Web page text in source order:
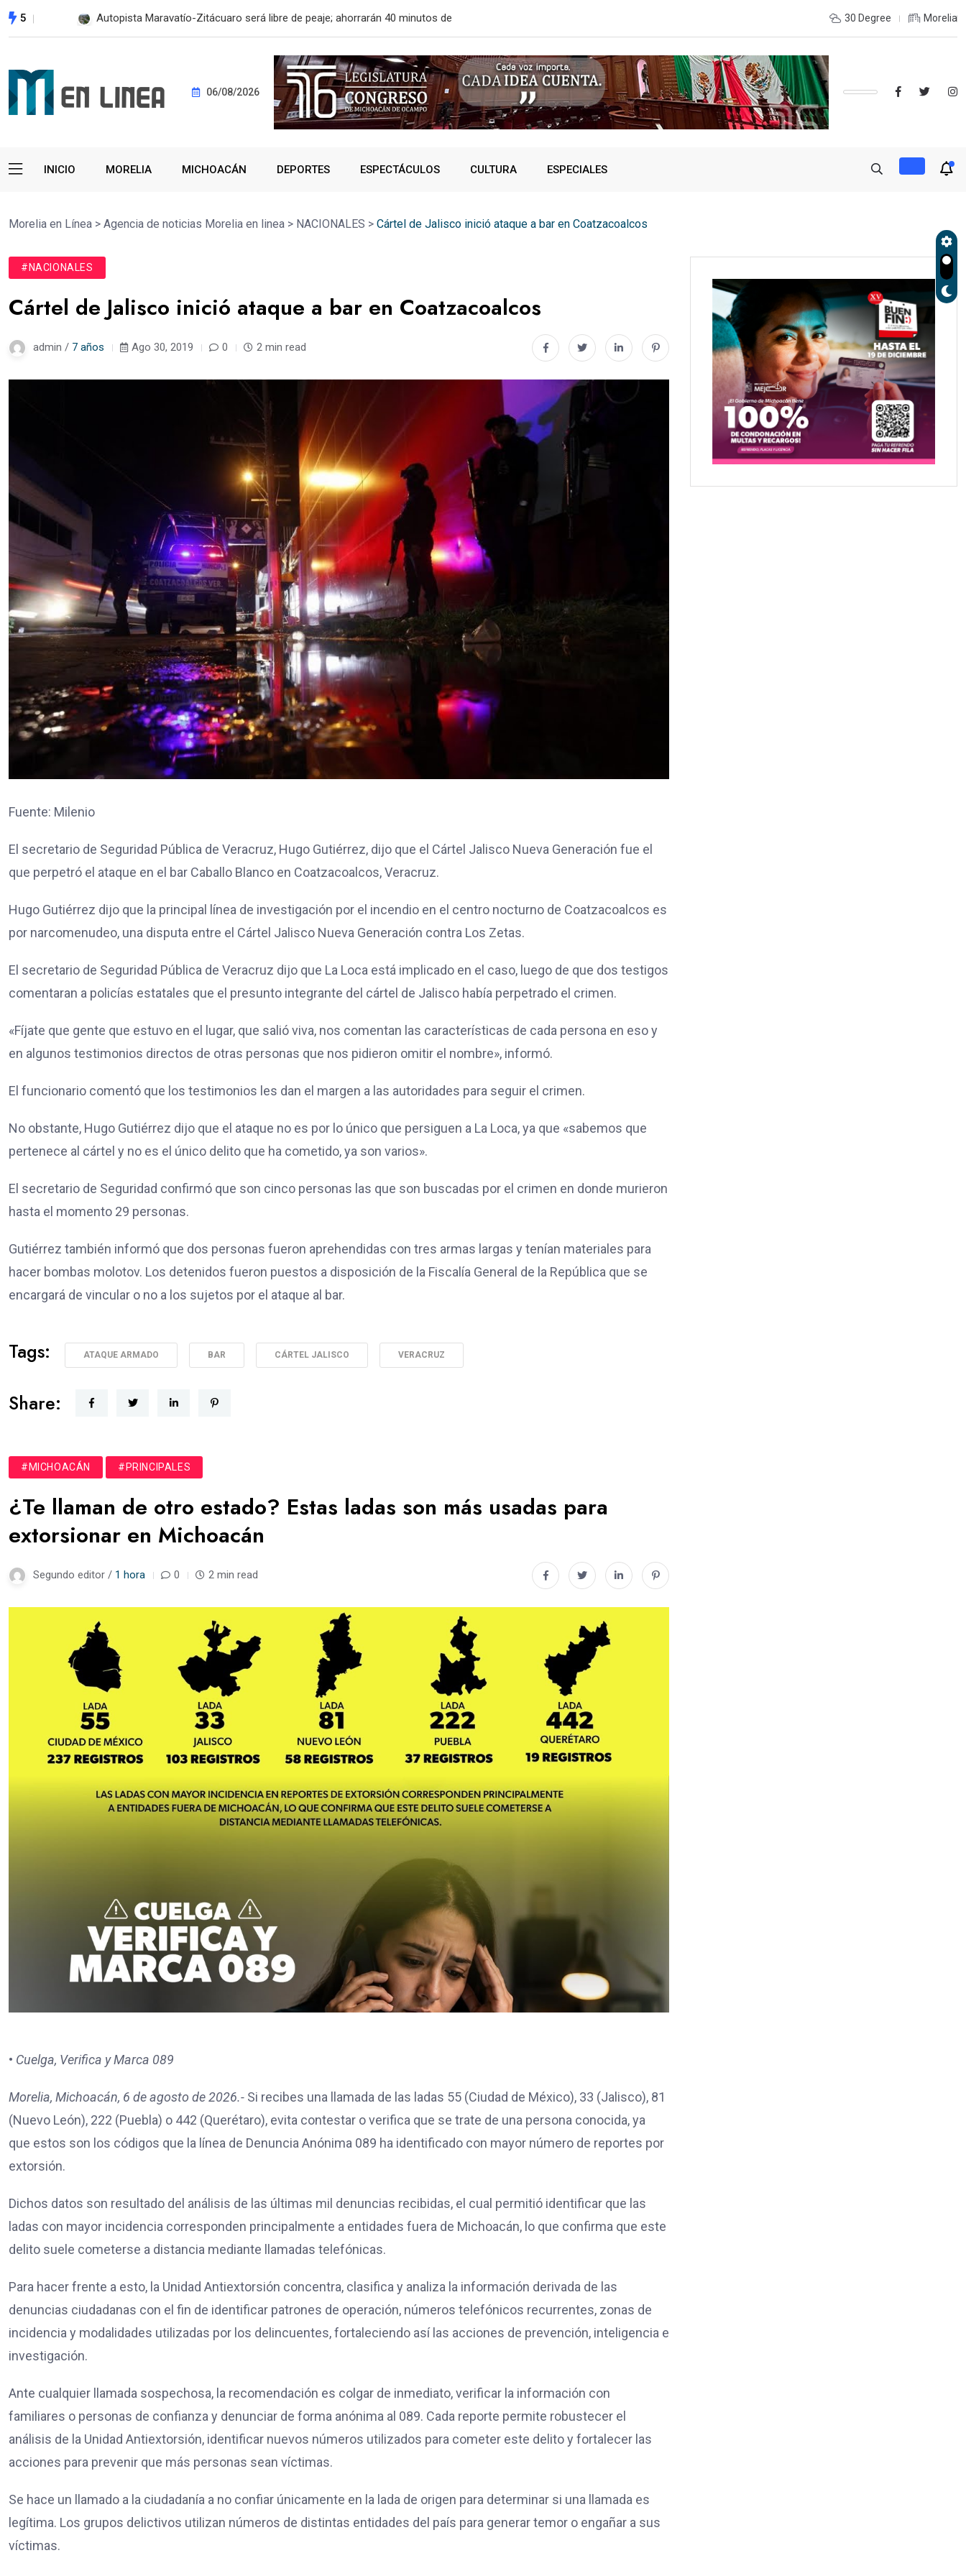
5 Gobierno de Alfonso Martínez, primero del país certificado en seguridad ¿Te llaman de otro estado? Estas ladas son más usadas30 Degree Morelia
06/08/2026
INICIO MORELIA MICHOACÁN DEPORTES ESPECTÁCULOS CULTURA ESPECIALES
Morelia en Línea > Agencia de noticias Morelia en linea > NACIONALES > Cártel de Jalisco inició ataque a bar en Coatzacoalcos
#NACIONALES
Cártel de Jalisco inició ataque a bar en Coatzacoalcos
admin / 7 años Ago 30, 2019 0 2 min read
Fuente: Milenio
El secretario de Seguridad Pública de Veracruz, Hugo Gutiérrez, dijo que el Cártel Jalisco Nueva Generación fue el
que perpetró el ataque en el bar Caballo Blanco en Coatzacoalcos, Veracruz.
Hugo Gutiérrez dijo que la principal línea de investigación por el incendio en el centro nocturno de Coatzacoalcos es
por narcomenudeo, una disputa entre el Cártel Jalisco Nueva Generación contra Los Zetas.
El secretario de Seguridad Pública de Veracruz dijo que La Loca está implicado en el caso, luego de que dos testigos
comentaran a policías estatales que el presunto integrante del cártel de Jalisco había perpetrado el crimen.
«Fíjate que gente que estuvo en el lugar, que salió viva, nos comentan las características de cada persona en eso y
en algunos testimonios directos de otras personas que nos pidieron omitir el nombre», informó.
El funcionario comentó que los testimonios les dan el margen a las autoridades para seguir el crimen.
No obstante, Hugo Gutiérrez dijo que el ataque no es por lo único que persiguen a La Loca, ya que «sabemos que
pertenece al cártel y no es el único delito que ha cometido, ya son varios».
El secretario de Seguridad confirmó que son cinco personas las que son buscadas por el crimen en donde murieron
hasta el momento 29 personas.
Gutiérrez también informó que dos personas fueron aprehendidas con tres armas largas y tenían materiales para
hacer bombas molotov. Los detenidos fueron puestos a disposición de la Fiscalía General de la República que se
encargará de vincular o no a los sujetos por el ataque al bar.
Tags: ATAQUE ARMADO BAR CÁRTEL JALISCO VERACRUZ
Share:
#MICHOACÁN #PRINCIPALES
¿Te llaman de otro estado? Estas ladas son más usadas para
extorsionar en Michoacán
Segundo editor / 1 hora 0 2 min read
• Cuelga, Verifica y Marca 089
Morelia, Michoacán, 6 de agosto de 2026.- Si recibes una llamada de las ladas 55 (Ciudad de México), 33 (Jalisco), 81
(Nuevo León), 222 (Puebla) o 442 (Querétaro), evita contestar o verifica que se trate de una persona conocida, ya
que estos son los códigos que la línea de Denuncia Anónima 089 ha identificado con mayor número de reportes por
extorsión.
Dichos datos son resultado del análisis de las últimas mil denuncias recibidas, el cual permitió identificar que las
ladas con mayor incidencia corresponden principalmente a entidades fuera de Michoacán, lo que confirma que este
delito suele cometerse a distancia mediante llamadas telefónicas.
Para hacer frente a esto, la Unidad Antiextorsión concentra, clasifica y analiza la información derivada de las
denuncias ciudadanas con el fin de identificar patrones de operación, números telefónicos recurrentes, zonas de
incidencia y modalidades utilizadas por los delincuentes, fortaleciendo así las acciones de prevención, inteligencia e
investigación.
Ante cualquier llamada sospechosa, la recomendación es colgar de inmediato, verificar la información con
familiares o personas de confianza y denunciar de forma anónima al 089. Cada reporte permite robustecer el
análisis de la Unidad Antiextorsión, identificar nuevos números utilizados para cometer este delito y fortalecer las
acciones para prevenir que más personas sean víctimas.
Se hace un llamado a la ciudadanía a no confiar únicamente en la lada de origen para determinar si una llamada es
legítima. Los grupos delictivos utilizan números de distintas entidades del país para generar temor o engañar a sus
víctimas.